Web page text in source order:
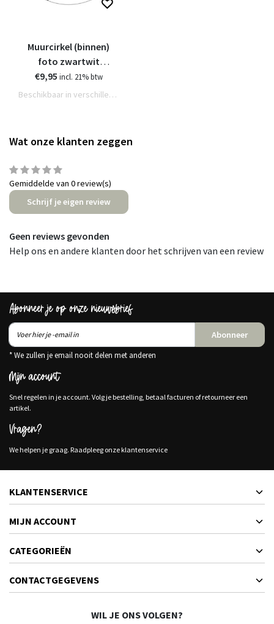
Muurcirkel (binnen)
foto zwartwit
gedroogde bloem - 3
formaten
€9,95 incl. 21% btw
Beschikbaar in verschillende varianten
Wat onze klanten zeggen
Gemiddelde van 0 review(s)
Schrijf je eigen review
Geen reviews gevonden
Help ons en andere klanten door het schrijven van een review
Abonneer je op onze nieuwsbrief
Abonneer
* We zullen je email nooit delen met anderen
Mijn account
Snel regelen in je account. Volg je bestelling, betaal facturen of retourneer een
artikel.
Vragen?
We helpen je graag. Raadpleeg onze klantenservice
KLANTENSERVICE
MIJN ACCOUNT
CATEGORIEËN
CONTACTGEGEVENS
WIL JE ONS VOLGEN?